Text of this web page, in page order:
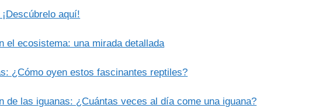
aquí!
el ecosistema: una mirada detallada
¿Cómo oyen estos fascinantes reptiles?
de las iguanas: ¿Cuántas veces al día come una iguana?